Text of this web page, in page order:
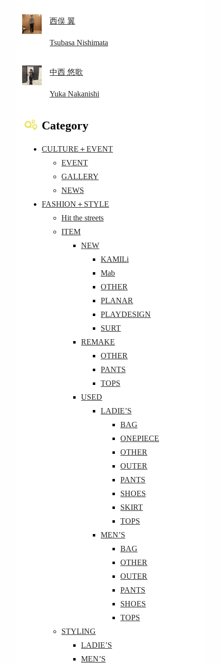
西俣 翼
Tsubasa Nishimata
中西 悠歌
Yuka Nakanishi
Category
CULTURE＋EVENT
EVENT
GALLERY
NEWS
FASHION＋STYLE
Hit the streets
ITEM
NEW
KAMILi
Mab
OTHER
PLANAR
PLAYDESIGN
SURT
REMAKE
OTHER
PANTS
TOPS
USED
LADIE’S
BAG
ONEPIECE
OTHER
OUTER
PANTS
SHOES
SKIRT
TOPS
MEN’S
BAG
OTHER
OUTER
PANTS
SHOES
TOPS
STYLING
LADIE’S
MEN’S